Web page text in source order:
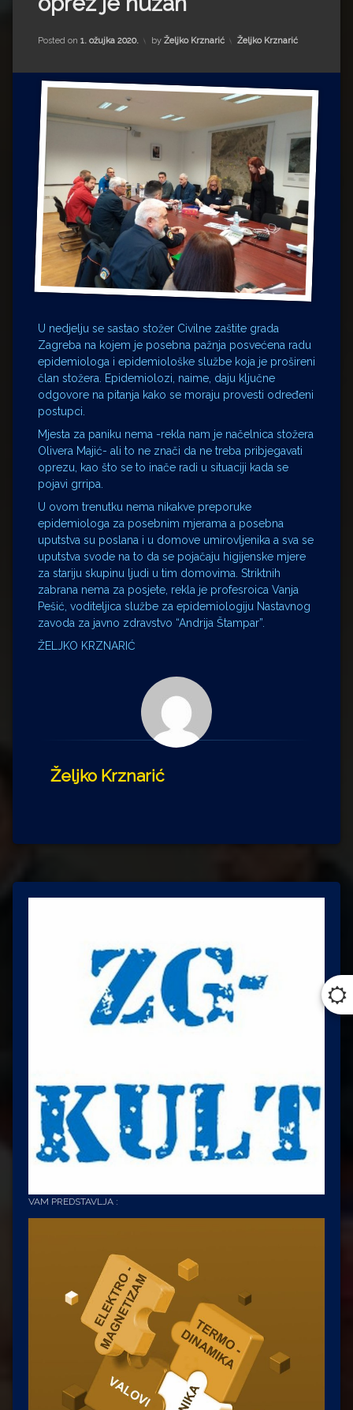
Impressum
Milenko Strižak
Drugi autori
Drugi autori
Matea Andrić
Ljiljana Lekanić-Kljaić
Željko Krznarić
Mario Lovreković
Miroslav Šantek
Posted on 1. ožujka 2020. by Željko Krznarić Kategorije:
Željko Krznarić
U nedjelju se sastao stožer Civilne zaštite grada
Zagreba na kojem je posebna pažnja posvećena radu
epidemiologa i epidemiološke službe koja je prošireni
član stožera. Epidemiolozi, naime, daju ključne
odgovore na pitanja kako se moraju provesti određeni
postupci.
Mjesta za paniku nema -rekla nam je načelnica stožera
Olivera Majić- ali to ne znači da ne treba pribjegavati
oprezu, kao što se to inače radi u situaciji kada se
pojavi grripa.
U ovom trenutku nema nikakve preporuke
epidemiologa za posebnim mjerama a posebna
uputstva su poslana i u domove umirovljenika a sva se
uputstva svode na to da se pojačaju higijenske mjere
za stariju skupinu ljudi u tim domovima. Striktnih
zabrana nema za posjete, rekla je profesroica Vanja
Pešić, voditeljica službe za epidemiologiju Nastavnog
zavoda za javno zdravstvo “Andrija Štampar”.
ŽELJKO KRZNARIĆ
Željko Krznarić
VAM PREDSTAVLJA :